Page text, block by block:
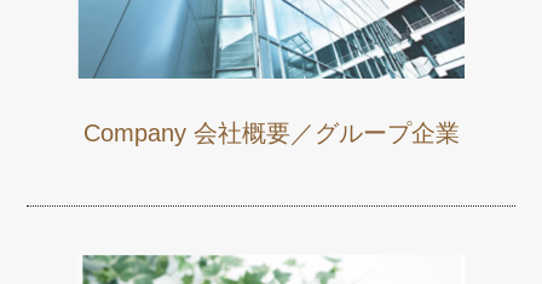
Company 会社概要／グループ企業